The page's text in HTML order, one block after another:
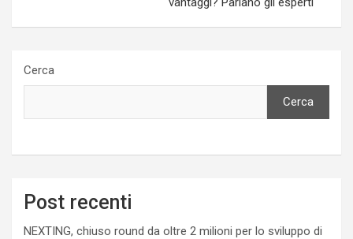
Cerca
Cerca
Post recenti
NEXTING, chiuso round da oltre 2 milioni per lo sviluppo di